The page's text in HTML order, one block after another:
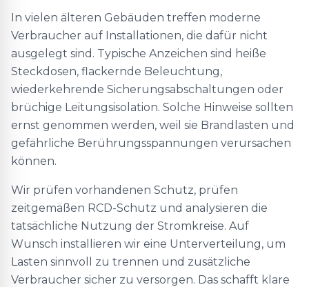
In vielen älteren Gebäuden treffen moderne
Verbraucher auf Installationen, die dafür nicht
ausgelegt sind. Typische Anzeichen sind heiße
Steckdosen, flackernde Beleuchtung,
wiederkehrende Sicherungsabschaltungen oder
brüchige Leitungsisolation. Solche Hinweise sollten
ernst genommen werden, weil sie Brandlasten und
gefährliche Berührungsspannungen verursachen
können.
Wir prüfen vorhandenen Schutz, prüfen
zeitgemäßen RCD-Schutz und analysieren die
tatsächliche Nutzung der Stromkreise. Auf
Wunsch installieren wir eine Unterverteilung, um
Lasten sinnvoll zu trennen und zusätzliche
Verbraucher sicher zu versorgen. Das schafft klare